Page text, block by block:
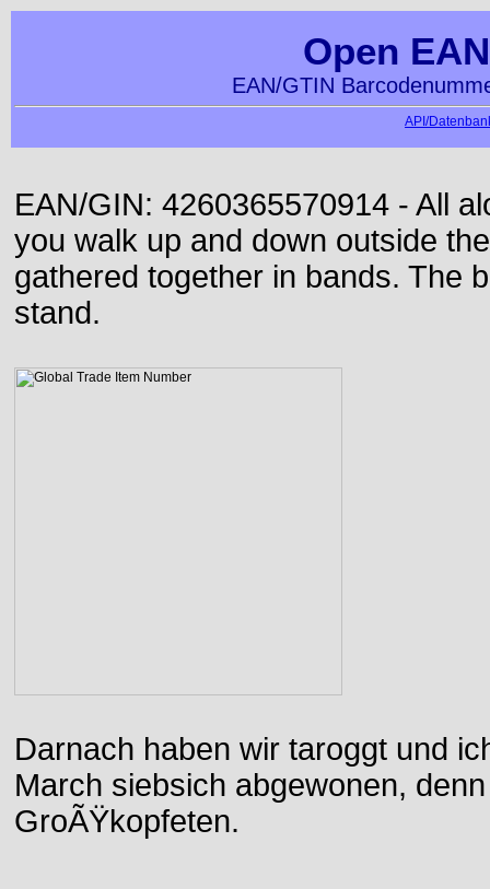
Open
EAN/GTIN
API/
EAN/GIN: 4260365570914 - All
you walk up and down outside
gathered together in bands. The
stand.
Darnach haben wir taroggt und
March siebsich abgewonen,
GroÃŸkopfeten.